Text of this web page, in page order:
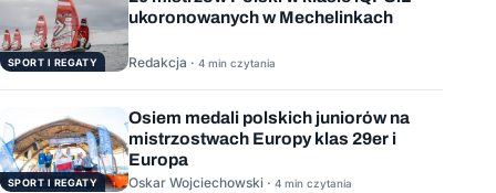
SPORT I REGATY
ukoronowanych w Mechelinkach
Redakcja · 4 min czytania
SPORT I REGATY
Osiem medali polskich juniorów na
mistrzostwach Europy klas 29er i
Europa
Oskar Wojciechowski · 4 min czytania